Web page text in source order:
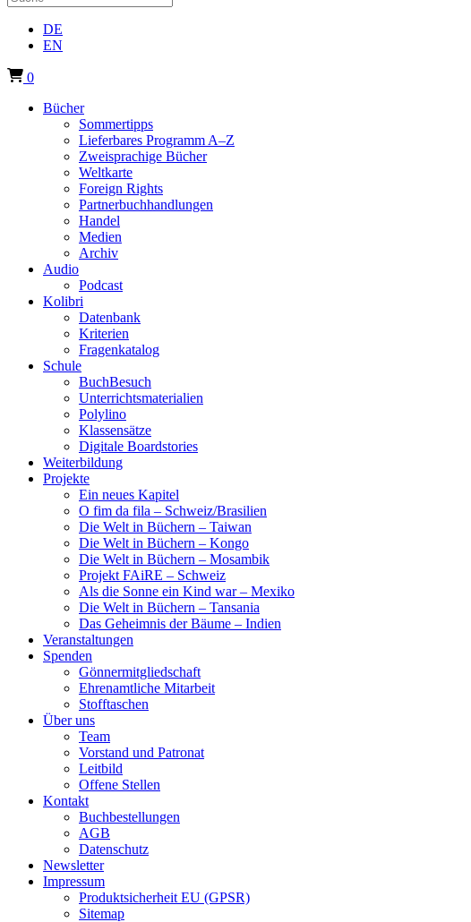
DE
EN
0
Bücher
Sommertipps
Lieferbares Programm A–Z
Zweisprachige Bücher
Weltkarte
Foreign Rights
Partnerbuchhandlungen
Handel
Medien
Archiv
Audio
Podcast
Kolibri
Datenbank
Kriterien
Fragenkatalog
Schule
BuchBesuch
Unterrichtsmaterialien
Polylino
Klassensätze
Digitale Boardstories
Weiterbildung
Projekte
Ein neues Kapitel
O fim da fila – Schweiz/Brasilien
Die Welt in Büchern – Taiwan
Die Welt in Büchern – Kongo
Die Welt in Büchern – Mosambik
Projekt FAiRE – Schweiz
Als die Sonne ein Kind war – Mexiko
Die Welt in Büchern – Tansania
Das Geheimnis der Bäume – Indien
Veranstaltungen
Spenden
Gönnermitgliedschaft
Ehrenamtliche Mitarbeit
Stofftaschen
Über uns
Team
Vorstand und Patronat
Leitbild
Offene Stellen
Kontakt
Buchbestellungen
AGB
Datenschutz
Newsletter
Impressum
Produktsicherheit EU (GPSR)
Sitemap